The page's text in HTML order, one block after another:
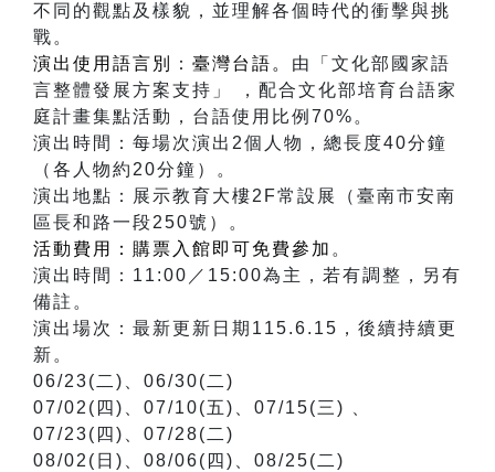
不同的觀點及樣貌，並理解各個時代的衝擊與挑
戰。
演出使用語言別
： 臺灣台語。 由「文化部國家語
言整體發展方案支持」 ，配合文化部培育台語家
庭計畫集點活動，台語使用比例70%。
演出時間：每場次演出2個人物，總長度40分鐘
（各人物約20分鐘）。
演出地點：展示教育大樓2F常設展（臺南市安南
區長和路一段250號）。
活動費用：購票入館即可免費參加 。
演出時間：11:00／15:00為主，若有調整，另有
備註。
演出場次：最新更新日期115.6.15，後續持續更
新。
06/23(二)、06/30(二)
07/02(四)、07/10(五)、07/15(三) 、
07/23(四)、07/28(二)
08/02(日)、08/06(四)、08/25(二)